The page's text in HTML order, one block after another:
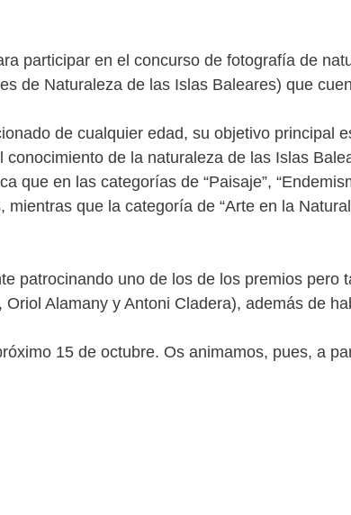
participar en el concurso de fotografía de
de Naturaleza de las Islas Baleares) que
de cualquier edad, su objetivo principal
de la naturaleza de las Islas
en las categorías de “Paisaje”,
que la categoría de “Arte en la
patrocinando uno de los de los premios
Alamany y Antoni Cladera), además de
15 de octubre. Os animamos, pues, a